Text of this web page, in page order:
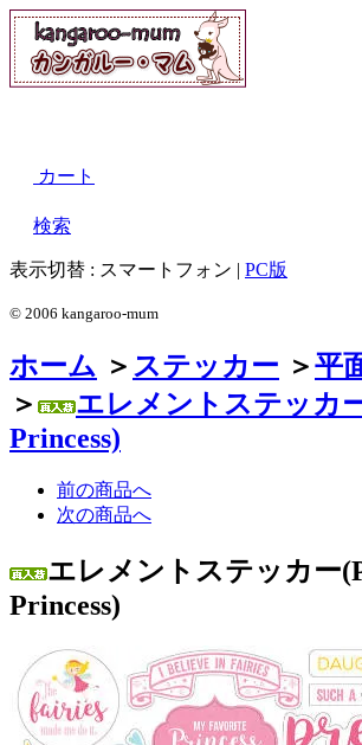
カート
検索
表示切替 : スマートフォン | PC版
© 2006 kangaroo-mum
ホーム ＞ ステッカー ＞平
＞
エレメントステッカ
Princess)
前の商品へ
次の商品へ
エレメントステッカー
Princess)